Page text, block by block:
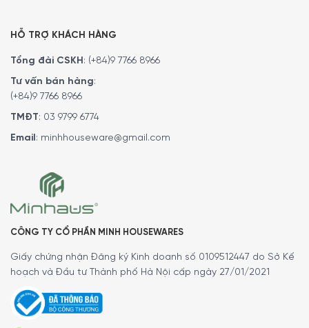
Quý vị hãy gọi điện trực tiếp vào Hotline:
nhận được những tư vấn chi tiết và đặt mua sản phẩm.
Minh House.
MINH HOUSE CAM KẾT
Giao hàng nhanh chóng toàn quốc
Bảo hành 1 đổi 1 trong vòng 7 ngày
HỖ TRỢ KHÁCH HÀNG
Tổng đài CSKH : (+84)9 7766 8966
Tư vấn bán hàng:
(+84)9 7766 8966
TMĐT: 03 9799 6774
Email : minhhouseware@gmail.com
CÔNG TY CỔ PHẦN MINH HOUSEWARES
Giấy chứng nhận Đăng ký Kinh doanh số 0109512447 do Sở Kế
hoạch và Đầu tư Thành phố Hà Nội cấp ngày 27/01/2021